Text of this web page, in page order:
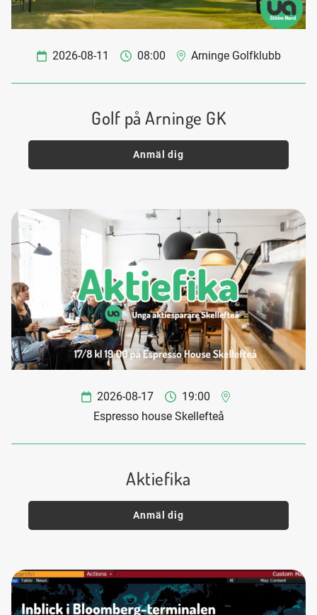
2026-08-11 08:00 Arninge Golfklubb
Golf på Arninge GK
Anmäl dig
2026-08-17
19:00
Espresso house Skellefteå
Aktiefika
Anmäl dig